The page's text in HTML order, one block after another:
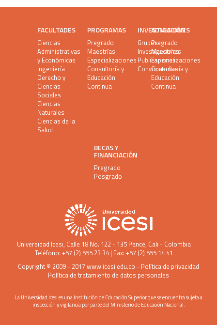
FACULTADES
Ciencias
Administrativas
y Económicas
Ingeniería
Derecho y
Ciencias
Sociales
Ciencias
Naturales
Ciencias de la
Salud
PROGRAMAS
Pregrado
Maestrías
Especializaciones
Consultoría y
Educación
Continua
INVESTIGACIÓN
Grupos
Investigaciones
Publicaciones
Convocatorias
ADMISIONES
Pregrado
Maestrías
Especializaciones
Consultoría y
Educación
Continua
BECAS Y
FINANCIACIÓN
Pregrado
Posgrado
Universidad Icesi, Calle 18 No. 122 - 135 Pance, Cali - Colombia
Teléfono: +57 (2) 555 23 34 | Fax: +57 (2) 555 14 41
Copyright © 2009 - 2017 www.icesi.edu.co - Política de privacidad
Política de tratamiento de datos personales
La Universidad Icesi es una Institución de Educación Superior que se encuentra sujeta a
inspección y vigilancia por parte del Ministerio de Educación Nacional.